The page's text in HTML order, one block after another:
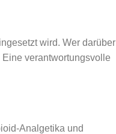
wird. Wer darüber
verantwortungsvolle
Analgetika und